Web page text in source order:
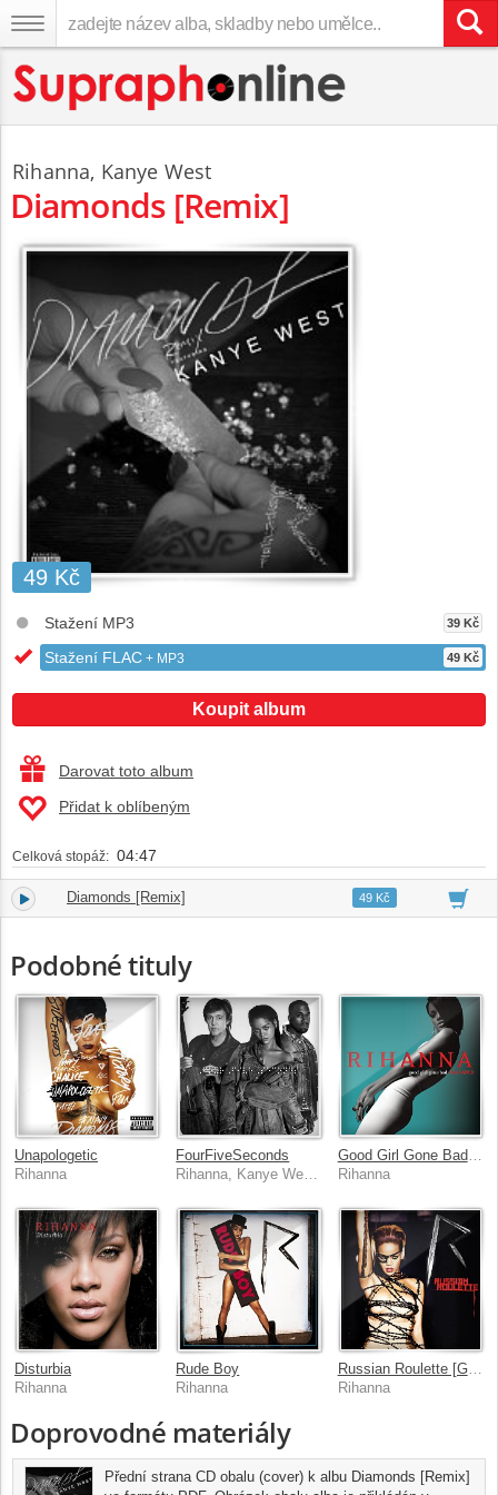
Rihanna, Kanye West
Diamonds [Remix]
49 Kč
Stažení MP3 39 Kč
Stažení FLAC + MP3 49 Kč
Koupit album
Darovat toto album
Přidat k oblíbeným
Celková stopáž: 04:47
1. Diamonds [Remix] 04:4749 Kč
Podobné tituly
Unapologetic
Rihanna
FourFiveSeconds
Rihanna
Disturbia
Rihanna
Rude Boy
Rihanna
Russian Roulette [German 2 trk]
Rihanna
Doprovodné materiály
Přední strana CD obalu (cover) k albu Diamonds [Remix]